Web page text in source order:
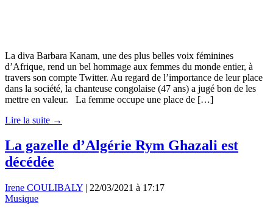
La diva Barbara Kanam, une des plus belles voix féminines
d’Afrique, rend un bel hommage aux femmes du monde entier, à
travers son compte Twitter. Au regard de l’importance de leur place
dans la société, la chanteuse congolaise (47 ans) a jugé bon de les
mettre en valeur. La femme occupe une place de […]
Lire la suite →
La gazelle d’Algérie Rym Ghazali est
décédée
Irene COULIBALY | 22/03/2021 à 17:17
Musique